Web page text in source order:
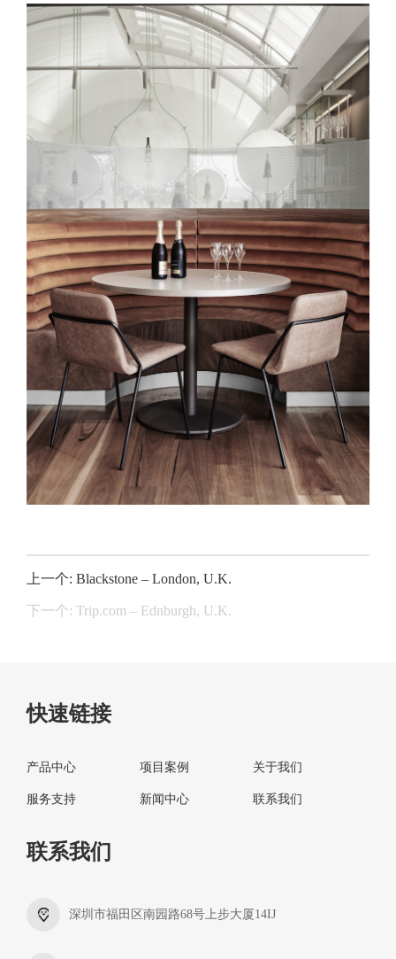
上一个: Blackstone – London, U.K.
下一个: Trip.com – Ednburgh, U.K.
快速链接
产品中心 项目案例 关于我们
服务支持 新闻中心 联系我们
联系我们
深圳市福田区南园路68号上步大厦14IJ